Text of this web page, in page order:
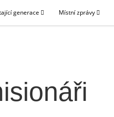
generace Místní zprávy